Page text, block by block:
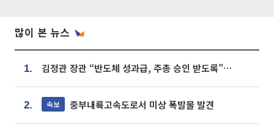
많이 본 뉴스
1. 김정관 장관 “반도체 성과급, 주총 승인 받도록”…상법·자본시장법 개정 시사
2. 속보 중부내륙고속도로서 미상 폭발물 발견